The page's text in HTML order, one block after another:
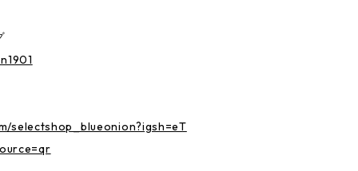
selectshop_blueonion?igsh=eT